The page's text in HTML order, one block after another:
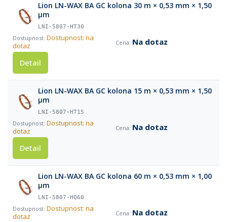
Lion LN-WAX BA GC kolona 30 m × 0,53 mm × 1,50
µm
LNI-5807-HT30
Dostupnost: na
dotaz
Na dotaz
Detail
Lion LN-WAX BA GC kolona 15 m × 0,53 mm × 1,50
µm
LNI-5807-HT15
Dostupnost: na
dotaz
Na dotaz
Detail
Lion LN-WAX BA GC kolona 60 m × 0,53 mm × 1,00
µm
LNI-5807-HQ60
Dostupnost: na
dotaz
Na dotaz